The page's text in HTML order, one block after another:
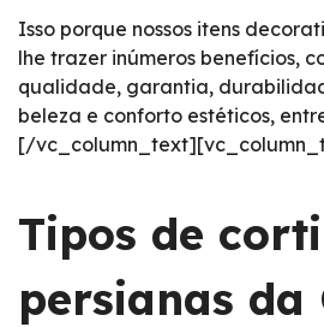
Isso porque nossos itens
lhe trazer inúmeros benefícios,
qualidade, garantia,
beleza e conforto estéticos,
[/
Tipos de
persianas